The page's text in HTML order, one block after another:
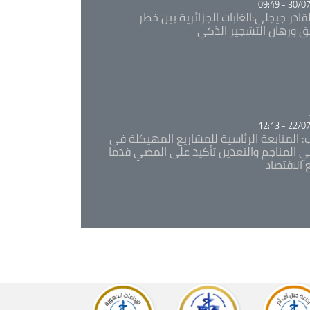
30/07/
جيجلي:الغابات الجزائرية بين خطر
ورهان التشجير الذكي
22/07/
المتابعة الرئاسية للمشاريع المهيكلة في
المناجم والتعدين تأكيد على المضي قدما
الاقتصاد